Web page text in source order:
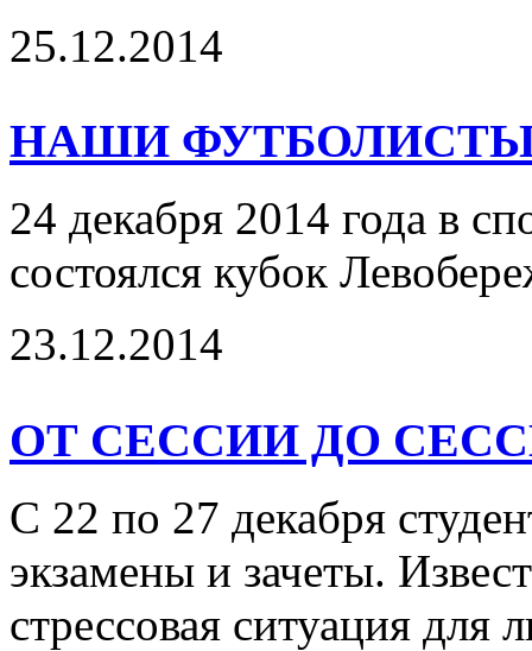
25.12.2014
НАШИ
24 декабря 2014 года в
состоялся кубок
23.12.2014
ОТ СЕССИИ ДО
С 22 по 27 декабря
экзамены и зачеты.
стрессовая ситуация для